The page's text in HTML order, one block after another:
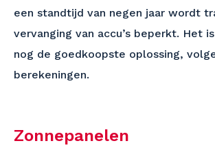
een standtijd van negen jaar wordt
vervanging van accu’s beperkt. Het
nog de goedkoopste oplossing,
berekeningen.
Zonnepanelen